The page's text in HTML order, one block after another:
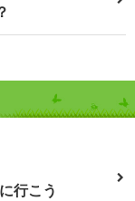
行こう